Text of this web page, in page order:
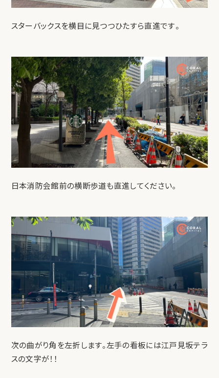
スターバックスを横目に見つつひたすら直進です。
日本消防会館前の横断歩道も直進してください。
次の曲がり角を左折します。左手の看板には江戸見坂テラ
スの文字が！！